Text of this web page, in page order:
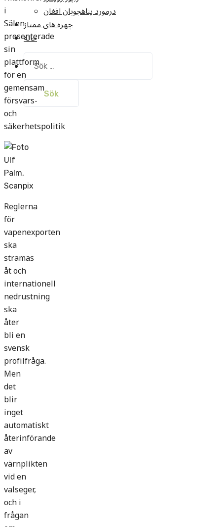
درمورد پناهجويان افغان
چهره های ممتاز
خانه
Sök
efter:
i
Sälen
presenterade
sin
plattform
för en
gemensam
försvars-
och
säkerhetspolitik
Reglerna
för
vapenexporten
ska
stramas
åt och
internationell
nedrustning
ska
åter
bli en
svensk
profilfråga.
Men
det
blir
inget
automatiskt
återinförande
av
värnplikten
vid en
valseger,
och i
frågan